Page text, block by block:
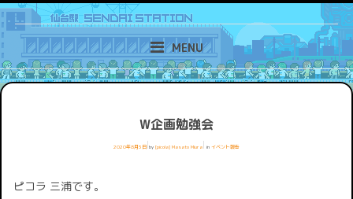
Skip
to
content
ゲーム作りが好きだから。「おもしろい」を提供するために、仙台で始まる
新しい取り組み。
MENU
W企画勉強会
2020年8月3日 by [picola] Masato Miura in イベント報告
ピコラ 三浦です。